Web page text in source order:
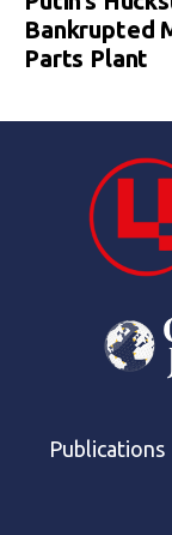
Bankrupted
Parts Plant
Publications